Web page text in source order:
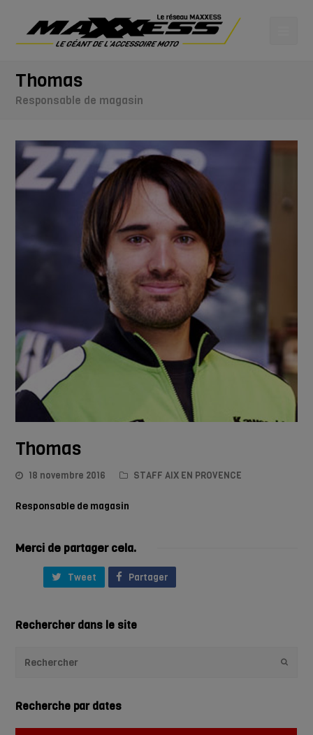
Thomas
Responsable de magasin
Thomas
18 novembre 2016 STAFF AIX EN PROVENCE
Responsable de magasin
Merci de partager cela.
Tweet Partager
Rechercher dans le site
Recherche par dates